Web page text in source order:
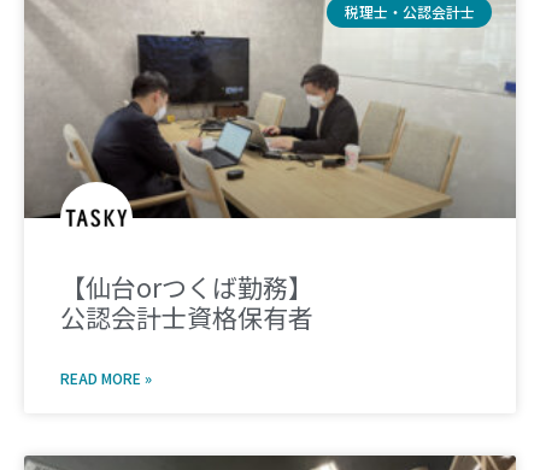
税理士・公認会計士
【仙台orつくば勤務】
公認会計士資格保有者
READ MORE »